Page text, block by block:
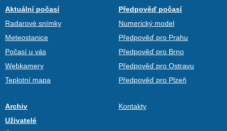
Aktuální počasí
Radarové snímky
Meteostanice
Počasí u vás
Webkamery
Teplotní mapa
Předpověď počasí
Numerický model
Předpověď pro Prahu
Předpověď pro Brno
Předpověď pro Ostravu
Předpověď pro Plzeň
Archiv
Uživatelé
Kontakty